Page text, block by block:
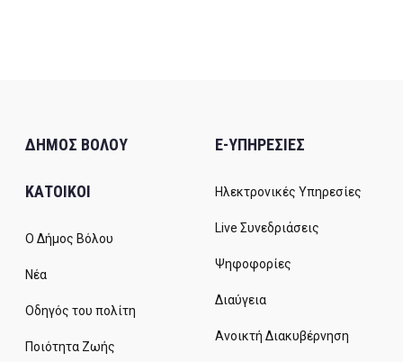
ΔΗΜΟΣ ΒΟΛΟΥ
ΚΑΤΟΙΚΟΙ
Ο Δήμος Βόλου
Νέα
Οδηγός του πολίτη
Ποιότητα Ζωής
E-ΥΠΗΡΕΣΙΕΣ
Ηλεκτρονικές Υπηρεσίες
Live Συνεδριάσεις
Ψηφοφορίες
Διαύγεια
Ανοικτή Διακυβέρνηση